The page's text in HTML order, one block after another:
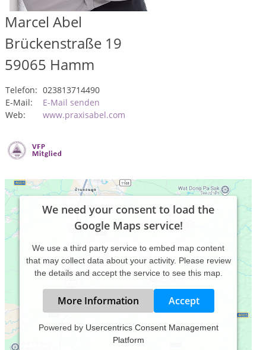
Marcel Abel
Brückenstraße 19
59065 Hamm
Telefon: 023813714490
E-Mail:
E-Mail senden
Web:
www.praxisabel.com
We need your consent to load the
Google Maps service!
We use a third party service to embed map content
that may collect data about your activity. Please review
the details and accept the service to see this map.
More Information Accept
Powered by Usercentrics Consent Management
Platform
In meiner Praxis arbeite ich mit einem ganzheitlichen Ansatz.